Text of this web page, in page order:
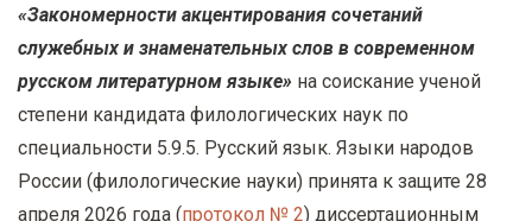
«Закономерности акцентирования сочетаний
служебных и знаменательных слов в современном
русском литературном языке» на соискание ученой
степени кандидата филологических наук по
специальности 5.9.5. Русский язык. Языки народов
России (филологические науки) принята к защите 28
апреля 2026 года (протокол № 2) диссертационным